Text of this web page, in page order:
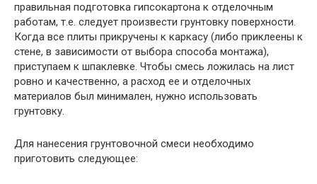
правильная подготовка гипсокартона к отделочным
работам, т.е. следует произвести грунтовку поверхности.
Когда все плиты прикручены к каркасу (либо приклеены к
стене, в зависимости от выбора способа монтажа),
приступаем к шпаклевке. Чтобы смесь ложилась на лист
ровно и качественно, а расход ее и отделочных
материалов был минимален, нужно использовать
грунтовку.
Для нанесения грунтовочной смеси необходимо
приготовить следующее: